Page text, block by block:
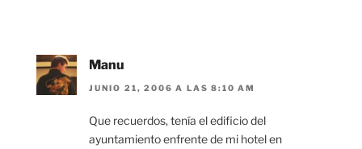
Manu
JUNIO 21, 2006 A LAS 8:10 AM
Que recuerdos, tenía el edificio del
ayuntamiento enfrente de mi hotel en